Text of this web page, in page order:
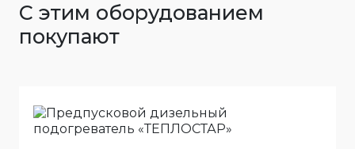
С этим оборудованием
покупают